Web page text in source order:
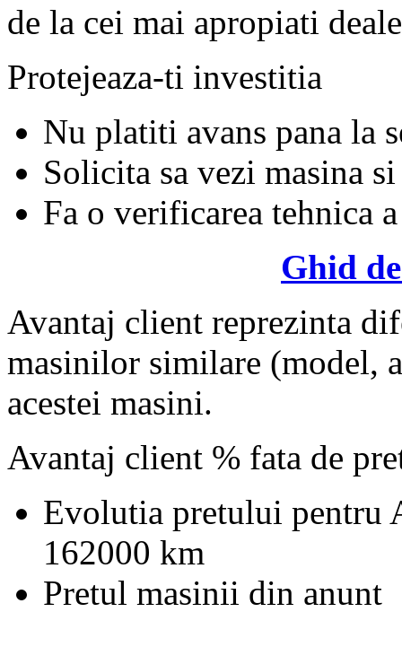
de la cei mai apropiati
Protejeaza-ti investitia
Nu platiti avans pana la
Solicita sa vezi masina si
Fa o verificarea tehnica
Ghid
Avantaj client reprezinta
masinilor similare (model,
acestei masini.
Avantaj client % fata de
Evolutia pretului pentru
162000 km
Pretul masinii din anunt